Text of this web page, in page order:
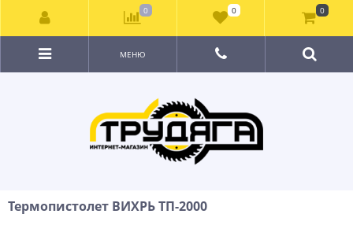
МЕНЮ
Термопистолет ВИХРЬ ТП-2000
0 0 0